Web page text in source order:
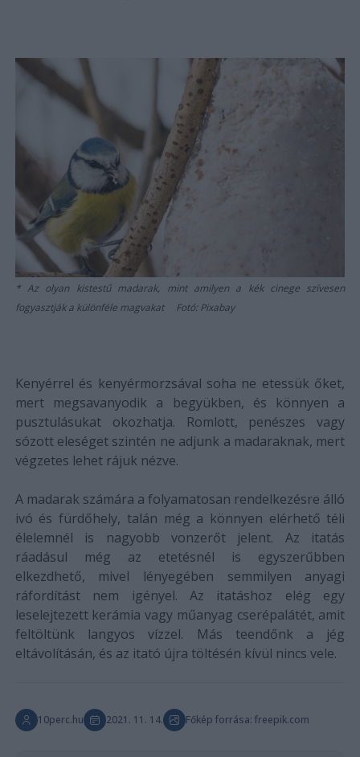
Az olyan kistestű madarak, mint amilyen a kék cinege szívesen
fogyasztják a különféle magvakat Fotó: Pixabay
Kenyérrel és kenyérmorzsával soha ne etessük őket,
mert megsavanyodik a begyükben, és könnyen a
pusztulásukat okozhatja. Romlott, penészes vagy
sózott eleséget szintén ne adjunk a madaraknak, mert
végzetes lehet rájuk nézve.
A madarak számára a folyamatosan rendelkezésre álló
ivó és fürdőhely, talán még a könnyen elérhető téli
élelemnél is nagyobb vonzerőt jelent. Az itatás
ráadásul még az etetésnél is egyszerűbben
elkezdhető, mivel lényegében semmilyen anyagi
ráfordítást nem igényel. Az itatáshoz elég egy
leselejtezett kerámia vagy műanyag cserépalátét, amit
feltöltünk langyos vízzel. Más teendőnk a jég
eltávolításán, és az itató újra töltésén kívül nincs vele.
10perc.hu 2021. 11. 14. Főkép forrása: freepik.com